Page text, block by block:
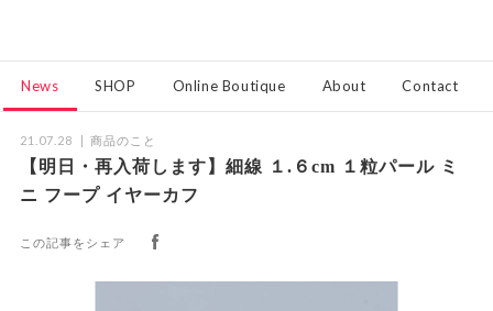
News SHOP Online Boutique About Contact
21.07.28 商品のこと
【明日・再入荷します】細線 １.６cm １粒パール ミ
ニ フープ イヤーカフ
この記事をシェア